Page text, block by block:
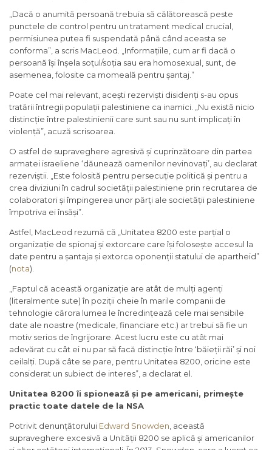
„Dacă o anumită persoană trebuia să călătorească peste
punctele de control pentru un tratament medical crucial,
permisiunea putea fi suspendată până când aceasta se
conforma”, a scris MacLeod. „Informațiile, cum ar fi dacă o
persoană își înșela soțul/soția sau era homosexual, sunt, de
asemenea, folosite ca momeală pentru șantaj.”
Poate cel mai relevant, acești rezerviști disidenți s-au opus
tratării întregii populații palestiniene ca inamici. „Nu există nicio
distincție între palestinienii care sunt sau nu sunt implicați în
violență”, acuză scrisoarea.
O astfel de supraveghere agresivă și cuprinzătoare din partea
armatei israeliene ‘dăunează oamenilor nevinovați’, au declarat
rezerviștii. „Este folosită pentru persecuție politică și pentru a
crea diviziuni în cadrul societății palestiniene prin recrutarea de
colaboratori și împingerea unor părți ale societății palestiniene
împotriva ei însăși”.
Astfel, MacLeod rezumă că „Unitatea 8200 este parțial o
organizație de spionaj și extorcare care își folosește accesul la
date pentru a șantaja și extorca oponenții statului de apartheid”
(nota).
„Faptul că această organizație are atât de mulți agenți
(literalmente sute) în poziții cheie în marile companii de
tehnologie cărora lumea le încredințează cele mai sensibile
date ale noastre (medicale, financiare etc.) ar trebui să fie un
motiv serios de îngrijorare. Acest lucru este cu atât mai
adevărat cu cât ei nu par să facă distincție între ‘băieții răi’ și noi
ceilalți. După câte se pare, pentru Unitatea 8200, oricine este
considerat un subiect de interes”, a declarat el.
Unitatea 8200 îi spionează și pe americani, primește
practic toate datele de la NSA
Potrivit denunțătorului Edward Snowden, această
supraveghere excesivă a Unității 8200 se aplică și americanilor